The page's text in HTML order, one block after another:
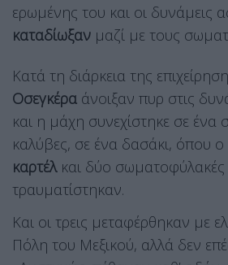
ερωμένης του και οι δυνάμεις
καταδίωξαν μαζί με τους
Κατά τη διάρκεια της
Οσεγκέρα άνοιξαν πυρ στις
και η μάχη συνεχίστηκε σε
καλύβες, σε ένα δασάκι, όπου ο
καρτέλ και δύο σωματοφύλακές
τραυματίστηκαν.
Και οι τρεις μεταφέρθηκαν με
Πόλη του Μεξικού, αλλά δεν